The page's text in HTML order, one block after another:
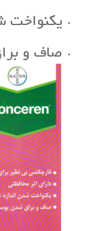
یکنواخت
صاف و